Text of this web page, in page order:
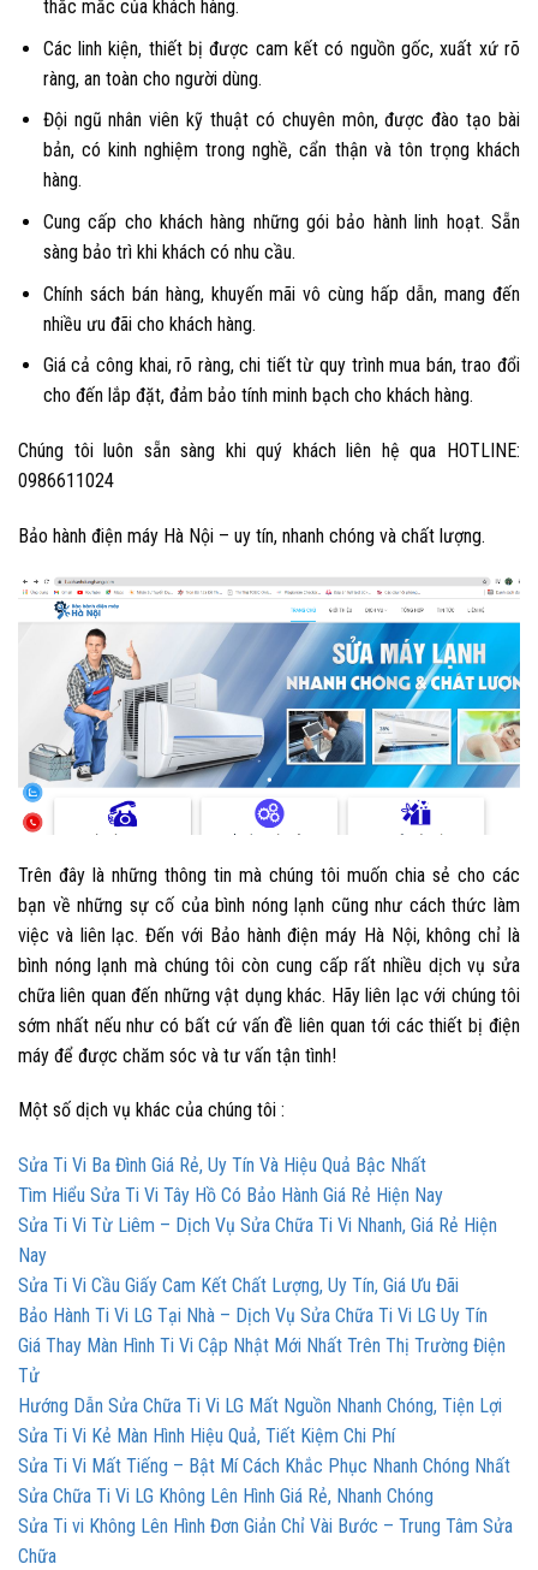
thắc mắc của khách hàng.
Các linh kiện, thiết bị được cam kết có nguồn gốc, xuất xứ rõ
ràng, an toàn cho người dùng.
Đội ngũ nhân viên kỹ thuật có chuyên môn, được đào tạo bài
bản, có kinh nghiệm trong nghề, cẩn thận và tôn trọng khách
hàng.
Cung cấp cho khách hàng những gói bảo hành linh hoạt. Sẵn
sàng bảo trì khi khách có nhu cầu.
Chính sách bán hàng, khuyến mãi vô cùng hấp dẫn, mang đến
nhiều ưu đãi cho khách hàng.
Giá cả công khai, rõ ràng, chi tiết từ quy trình mua bán, trao đổi
cho đến lắp đặt, đảm bảo tính minh bạch cho khách hàng.
Chúng tôi luôn sẵn sàng khi quý khách liên hệ qua HOTLINE:
0986611024
Bảo hành điện máy Hà Nội – uy tín, nhanh chóng và chất lượng.
Trên đây là những thông tin mà chúng tôi muốn chia sẻ cho các
bạn về những sự cố của bình nóng lạnh cũng như cách thức làm
việc và liên lạc. Đến với Bảo hành điện máy Hà Nội, không chỉ là
bình nóng lạnh mà chúng tôi còn cung cấp rất nhiều dịch vụ sửa
chữa liên quan đến những vật dụng khác. Hãy liên lạc với chúng tôi
sớm nhất nếu như có bất cứ vấn đề liên quan tới các thiết bị điện
máy để được chăm sóc và tư vấn tận tình!
Một số dịch vụ khác của chúng tôi :
Sửa Ti Vi Ba Đình Giá Rẻ, Uy Tín Và Hiệu Quả Bậc Nhất
Tìm Hiểu Sửa Ti Vi Tây Hồ Có Bảo Hành Giá Rẻ Hiện Nay
Sửa Ti Vi Từ Liêm – Dịch Vụ Sửa Chữa Ti Vi Nhanh, Giá Rẻ Hiện
Nay
Sửa Ti Vi Cầu Giấy Cam Kết Chất Lượng, Uy Tín, Giá Ưu Đãi
Bảo Hành Ti Vi LG Tại Nhà – Dịch Vụ Sửa Chữa Ti Vi LG Uy Tín
Giá Thay Màn Hình Ti Vi Cập Nhật Mới Nhất Trên Thị Trường Điện
Tử
Hướng Dẫn Sửa Chữa Ti Vi LG Mất Nguồn Nhanh Chóng, Tiện Lợi
Sửa Ti Vi Kẻ Màn Hình Hiệu Quả, Tiết Kiệm Chi Phí
Sửa Ti Vi Mất Tiếng – Bật Mí Cách Khắc Phục Nhanh Chóng Nhất
Sửa Chữa Ti Vi LG Không Lên Hình Giá Rẻ, Nhanh Chóng
Sửa Ti vi Không Lên Hình Đơn Giản Chỉ Vài Bước – Trung Tâm Sửa
Chữa